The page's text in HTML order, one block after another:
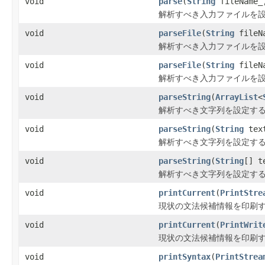
解析すべき入力ファイルを
void
parseFile(String
解析すべき入力ファイルを
void
parseFile(String
解析すべき入力ファイルを
void
parseString(ArrayList<
解析すべき文字列を設定す
void
parseString(String
解析すべき文字列を設定す
void
parseString(String[]
解析すべき文字列を設定す
void
printCurrent(
現状の文法候補情報を印刷
void
printCurrent(
現状の文法候補情報を印刷
void
printSyntax(